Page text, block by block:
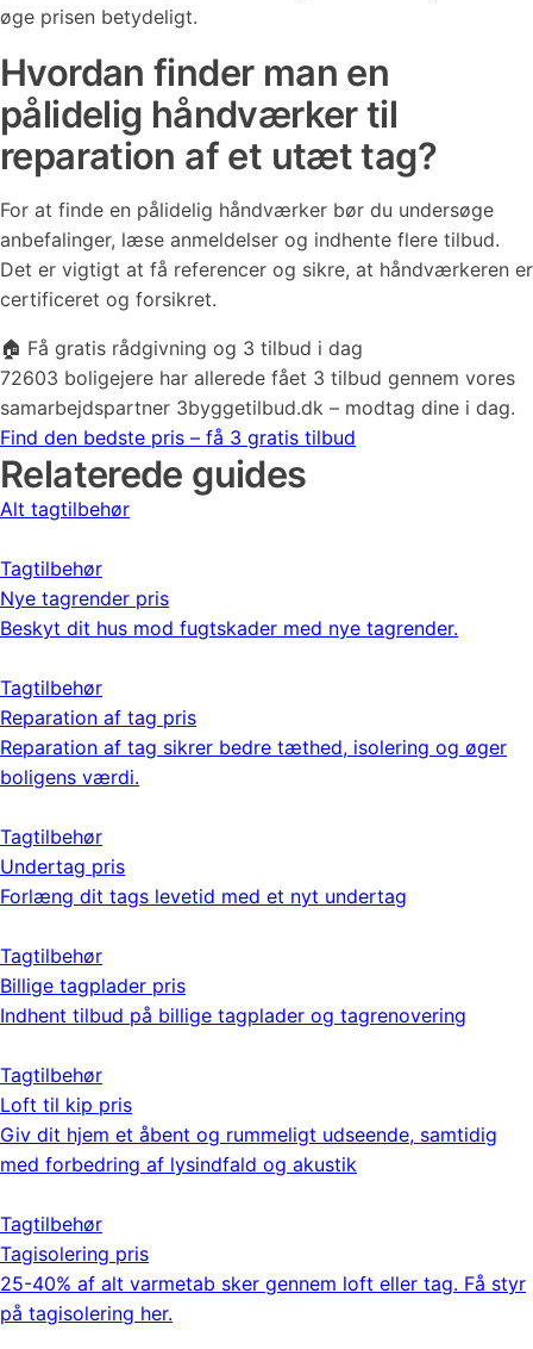
øge prisen betydeligt.
Hvordan finder man en
pålidelig håndværker til
reparation af et utæt tag?
For at finde en pålidelig håndværker bør du undersøge
anbefalinger, læse anmeldelser og indhente flere tilbud.
Det er vigtigt at få referencer og sikre, at håndværkeren er
certificeret og forsikret.
🏠 Få gratis rådgivning og 3 tilbud i dag
72603 boligejere har allerede fået 3 tilbud gennem vores
samarbejdspartner 3byggetilbud.dk – modtag dine i dag.
Find den bedste pris – få 3 gratis tilbud
Relaterede guides
Alt tagtilbehør
Tagtilbehør
Nye tagrender pris
Beskyt dit hus mod fugtskader med nye tagrender.
Tagtilbehør
Reparation af tag pris
Reparation af tag sikrer bedre tæthed, isolering og øger
boligens værdi.
Tagtilbehør
Undertag pris
Forlæng dit tags levetid med et nyt undertag
Tagtilbehør
Billige tagplader pris
Indhent tilbud på billige tagplader og tagrenovering
Tagtilbehør
Loft til kip pris
Giv dit hjem et åbent og rummeligt udseende, samtidig
med forbedring af lysindfald og akustik
Tagtilbehør
Tagisolering pris
25-40% af alt varmetab sker gennem loft eller tag. Få styr
på tagisolering her.